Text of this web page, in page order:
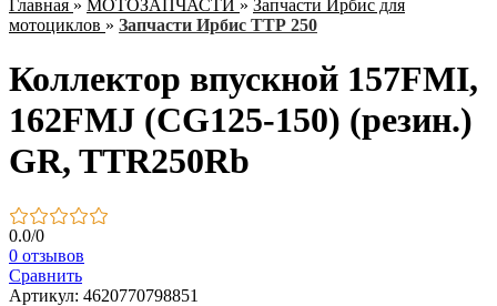
Главная » МОТОЗАПЧАСТИ » Запчасти Ирбис для
мотоциклов » Запчасти Ирбис ТТР 250
Коллектор впускной 157FMI,
162FMJ (CG125-150) (резин.)
GR, TTR250Rb
0.0/0
0 отзывов
Сравнить
Артикул: 4620770798851